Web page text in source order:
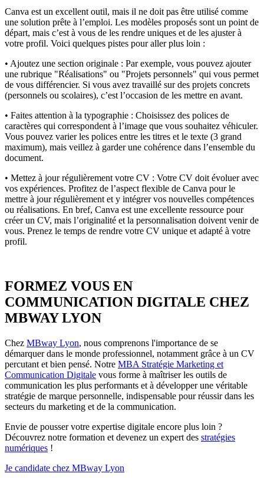
Canva est un excellent outil, mais il ne doit pas être utilisé comme
une solution prête à l’emploi. Les modèles proposés sont un point de
départ, mais c’est à vous de les rendre uniques et de les ajuster à
votre profil. Voici quelques pistes pour aller plus loin :
• Ajoutez une section originale : Par exemple, vous pouvez ajouter
une rubrique "Réalisations" ou "Projets personnels" qui vous permet
de vous différencier. Si vous avez travaillé sur des projets concrets
(personnels ou scolaires), c’est l’occasion de les mettre en avant.
• Faites attention à la typographie : Choisissez des polices de
caractères qui correspondent à l’image que vous souhaitez véhiculer.
Vous pouvez varier les polices entre les titres et le texte (3 grand
maximum), mais veillez à garder une cohérence dans l’ensemble du
document.
• Mettez à jour régulièrement votre CV : Votre CV doit évoluer avec
vos expériences. Profitez de l’aspect flexible de Canva pour le
mettre à jour régulièrement et y intégrer vos nouvelles compétences
ou réalisations. En bref, Canva est une excellente ressource pour
créer un CV, mais l’originalité et la personnalisation doivent venir de
vous. Prenez le temps de rendre votre CV unique et adapté à votre
profil.
FORMEZ VOUS EN
COMMUNICATION DIGITALE CHEZ
MBWAY LYON
Chez MBway Lyon, nous comprenons l'importance de se
démarquer dans le monde professionnel, notamment grâce à un CV
percutant et bien pensé. Notre MBA Stratégie Marketing et
Communication Digitale vous forme à maîtriser les outils de
communication les plus performants et à développer une véritable
stratégie de marque personnelle, indispensable pour réussir dans les
secteurs du marketing et de la communication.
Envie de pousser votre expertise digitale encore plus loin ?
Découvrez notre formation et devenez un expert des stratégies
numériques !
Je candidate chez MBway Lyon